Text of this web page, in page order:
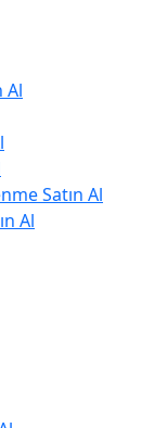
Al
Satın Al
Al